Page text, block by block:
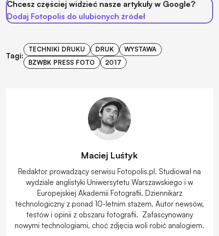
Chcesz częściej widzieć nasze artykuły w Google?
Dodaj Fotopolis do ulubionych źródeł
Tagi:
TECHNIKI DRUKU DRUK
WYSTAWA
BZWBK PRESS FOTO
2017
Maciej Luśtyk
Redaktor prowadzący serwisu Fotopolis.pl. Studiował na
wydziale anglistyki Uniwersytetu Warszawskiego i w
Europejskiej Akademii Fotografii. Dziennikarz
technologiczny z ponad 10-letnim stażem. Autor newsów,
testów i opinii z obszaru fotografii. Zafascynowany
nowymi technologiami, choć zdjęcia woli robić analogiem.